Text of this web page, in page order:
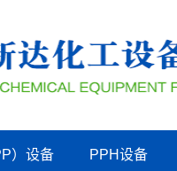
）设备 PPH设备